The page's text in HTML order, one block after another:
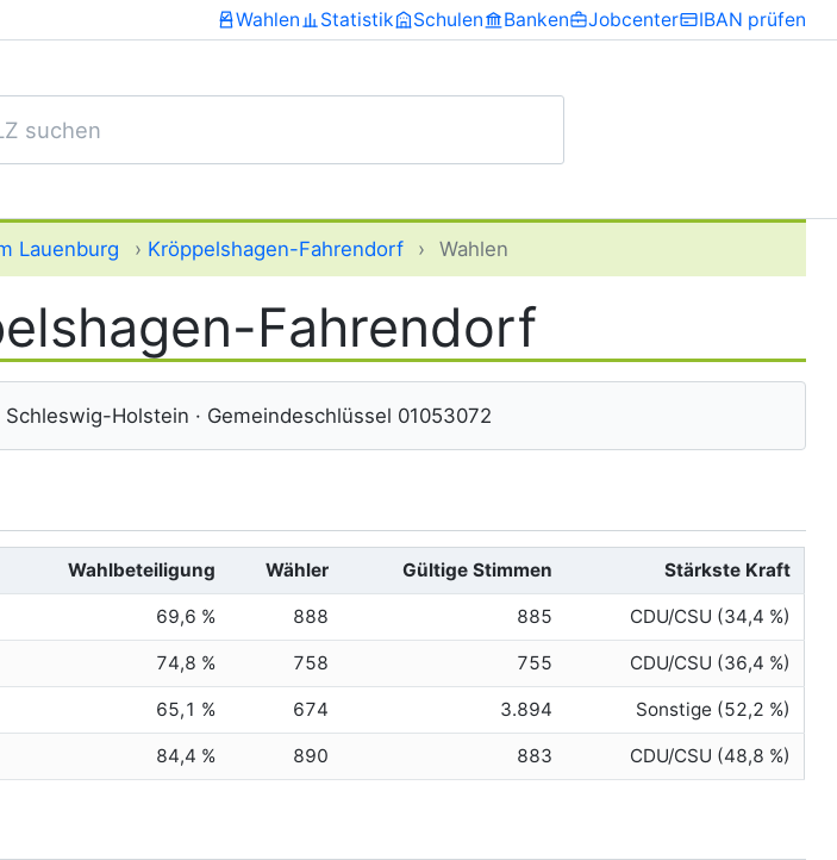
Wahlen Statistik Schulen Banken Jobcenter IBAN prüfen
Lauenburg › Kröppelshagen-Fahrendorf › Wahlen
Fahrendorf
Holstein · Gemeindeschlüssel 01053072
Wahlbeteiligung Wähler Gültige Stimmen Stärkste Kraft
69,6 % 888 885 CDU/CSU (34,4 %)
74,8 % 758 755 CDU/CSU (36,4 %)
65,1 % 674 3.894 Sonstige (52,2 %)
84,4 % 890 883 CDU/CSU (48,8 %)